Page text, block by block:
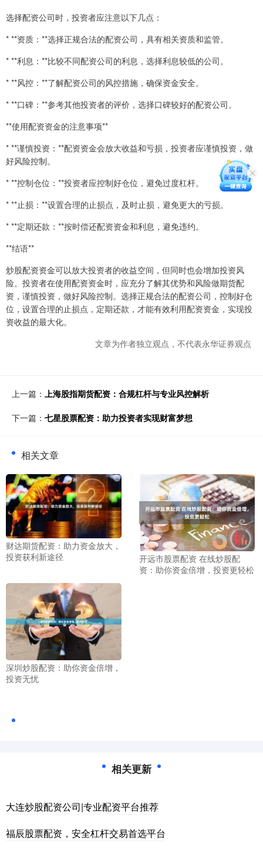
选择配资公司时，投资者应注意以下几点：
* **资质：**选择正规合法的配资公司，具有相关资质和监管。
* **利息：**比较不同配资公司的利息，选择利息较低的公司。
* **风控：**了解配资公司的风控措施，确保资金安全。
* **口碑：**参考其他投资者的评价，选择口碑较好的配资公司。
**使用配资资金的注意事项**
* **谨慎投资：**配资资金会放大收益和亏损，投资者应谨慎投资，做
好风险控制。
* **控制仓位：**投资者应控制好仓位，避免过度杠杆。
* **止损：**设置合理的止损点，及时止损，避免更大的亏损。
* **定期还款：**按时偿还配资资金和利息，避免违约。
**结语**
炒股配资资金可以放大投资者的收益空间，但同时也会增加投资风
险。投资者在使用配资资金时，应充分了解其优势和风险做期货配
资，谨慎投资，做好风险控制。选择正规合法的配资公司，控制好仓
位，设置合理的止损点，定期还款，才能有效利用配资资金，实现投
资收益的最大化。
文章为作者独立观点，不代表永华证券观点
上一篇： 上海股指期货配资：合规杠杆与专业风控解析
下一篇： 七星股票配资：助力投资者实现财富梦想
相关文章
财达期货配资：助力资金放大，
投资获利新途径
开远市股票配资 在线炒股配
资：助你资金倍增，投资更轻松
深圳炒股配资：助你资金倍增，
投资无忧
相关更新
大连炒股配资公司|专业配资平台推荐
福辰股票配资，安全杠杆交易首选平台